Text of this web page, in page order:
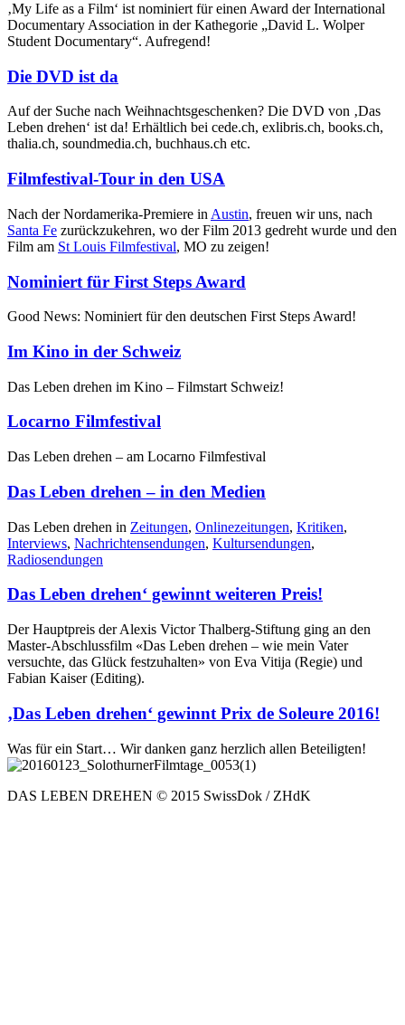
‚My Life as a Film‘ ist nominiert für einen Award der International
Documentary Association in der Kathegorie „David L. Wolper
Student Documentary“. Aufregend!
Die DVD ist da
Auf der Suche nach Weihnachtsgeschenken? Die DVD von ‚Das
Leben drehen‘ ist da! Erhältlich bei cede.ch, exlibris.ch, books.ch,
thalia.ch, soundmedia.ch, buchhaus.ch etc.
Filmfestival-Tour in den USA
Nach der Nordamerika-Premiere in Austin, freuen wir uns, nach
Santa Fe zurückzukehren, wo der Film 2013 gedreht wurde und den
Film am St Louis Filmfestival, MO zu zeigen!
Nominiert für First Steps Award
Good News: Nominiert für den deutschen First Steps Award!
Im Kino in der Schweiz
Das Leben drehen im Kino – Filmstart Schweiz!
Locarno Filmfestival
Das Leben drehen – am Locarno Filmfestival
Das Leben drehen – in den Medien
Das Leben drehen in Zeitungen, Onlinezeitungen, Kritiken,
Interviews, Nachrichtensendungen, Kultursendungen,
Radiosendungen
Das Leben drehen‘ gewinnt weiteren Preis!
Der Hauptpreis der Alexis Victor Thalberg-Stiftung ging an den
Master-Abschlussfilm «Das Leben drehen – wie mein Vater
versuchte, das Glück festzuhalten» von Eva Vitija (Regie) und
Fabian Kaiser (Editing).
‚Das Leben drehen‘ gewinnt Prix de Soleure 2016!
Was für ein Start… Wir danken ganz herzlich allen Beteiligten!
DAS LEBEN DREHEN © 2015 SwissDok / ZHdK